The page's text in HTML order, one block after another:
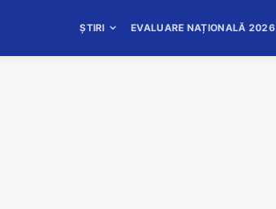
ȘTIRI EVALUARE NAȚIONALĂ 2026